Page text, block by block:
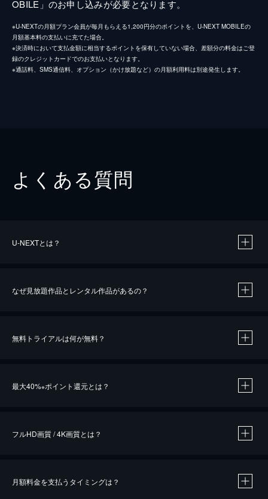
OBILE」のお申し込みが必要となります。
※U-NEXTの月額プラン会員が毎月もらえる1,200円分のポイントを、U-NEXT MOBILEの
月額基本料の支払いに充てた場合。
※決済時において支払金額に相当するポイントを保有していない場合、差額分の料金はご登
録のクレジットカードでのお支払いとなります。
※通話料、SMS通信料、オプション（かけ放題など）の月額利用料は別途発生します。
よくある質問
U-NEXTとは？
なぜ見放題作品とレンタル作品があるの？
無料トライアルは何が無料？
最大40%※ポイント還元とは？
※40％ポイント還元の対象は、クレジットカード決済による作品の購入 / レンタルです。
フルHD画質 / 4K画質とは？
月額料金を支払うタイミングは？